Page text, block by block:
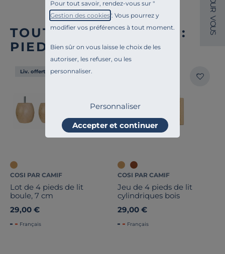
Pour tout savoir, rendez-vous sur "
Gestion des cookies". Vous pourrez y
modifier vos préférences à tout moment.
Bien sûr on vous laisse le choix de les
autoriser, les refuser, ou les
personnaliser.
Personnaliser
Accepter et continuer
TOUTE NOTRE OFFRE :
PIEDS DE LITS
Liv. offerte
COSI PAR CAMIF
Lot de 4 pieds de lit
boule, 7 cm
29,00 €
Français
COSI PAR CAMIF
Jeu de 4 pieds de lit
cylindriques bois
29,00 €
Français
U
R
V
O
U
S